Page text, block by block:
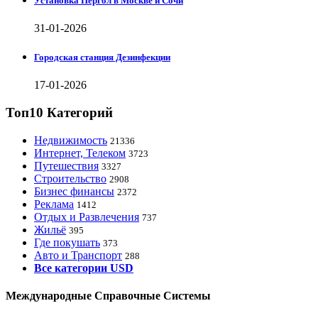
31-01-2026
Городская станция Дезинфекции
17-01-2026
Топ10 Категорий
Недвижимость 21336
Интернет, Телеком 3723
Путешествия 3327
Строительство 2908
Бизнес финансы 2372
Реклама 1412
Отдых и Развлечения 737
Жильё 395
Где покушать 373
Авто и Транспорт 288
Все категории USD
Международные Справочные Системы